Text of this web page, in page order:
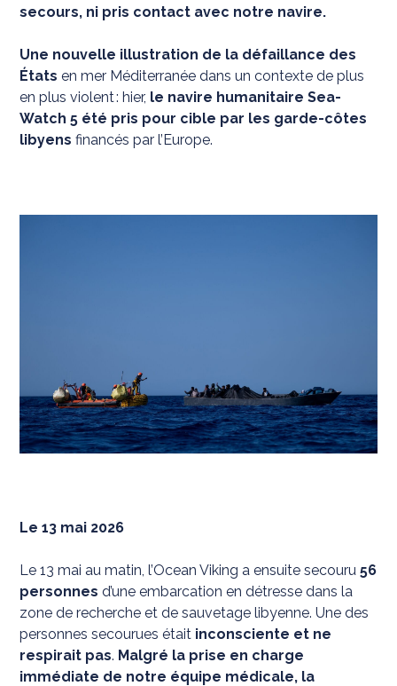
secours, ni pris contact avec notre navire.
Une nouvelle illustration de la défaillance des
États en mer Méditerranée dans un contexte de plus
en plus violent : hier, le navire humanitaire Sea-
Watch 5 été pris pour cible par les garde-côtes
libyens financés par l’Europe.
Le 13 mai 2026
Le 13 mai au matin, l’Ocean Viking a ensuite secouru56
personnes d’une embarcation en détresse dans la
zone de recherche et de sauvetage libyenne. Une des
personnes secourues était inconsciente et ne
respirait pas. Malgré la prise en charge
immédiate de notre équipe médicale, la